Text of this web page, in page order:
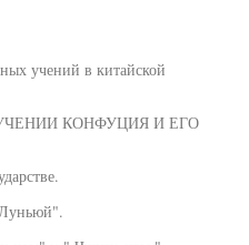
учений в китайской
КОНФУЦИЯ И ЕГО